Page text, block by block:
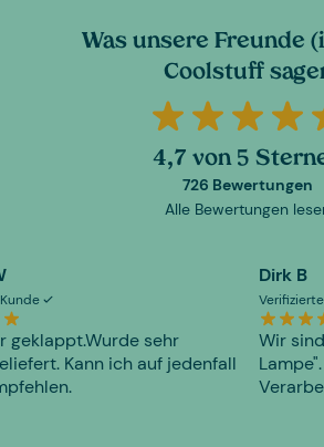
Was unsere Freunde
Coolstuff
4,7 von 5
726 Bewertungen
Alle Bewertungen
geklappt.Wurde sehr
Kann ich auf jedenfall
Dirk B
Wir